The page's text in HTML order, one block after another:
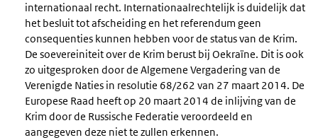
internationaal recht. Internationaalrechtelijk is duidelijk dat
het besluit tot afscheiding en het referendum geen
consequenties kunnen hebben voor de status van de Krim.
De soevereiniteit over de Krim berust bij Oekraïne. Dit is ook
zo uitgesproken door de Algemene Vergadering van de
Verenigde Naties in resolutie 68/262 van 27 maart 2014. De
Europese Raad heeft op 20 maart 2014 de inlijving van de
Krim door de Russische Federatie veroordeeld en
aangegeven deze niet te zullen erkennen.